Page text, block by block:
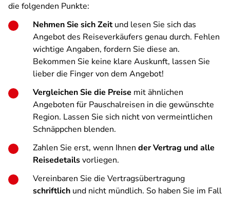
die folgenden Punkte:
Nehmen Sie sich Zeitund lesen Sie sich das
Angebot des Reiseverkäufers genau durch. Fehlen
wichtige Angaben, fordern Sie diese an.
Bekommen Sie keine klare Auskunft, lassen Sie
lieber die Finger von dem Angebot!
Vergleichen Sie die Preise mit ähnlichen
Angeboten für Pauschalreisen in die gewünschte
Region. Lassen Sie sich nicht von vermeintlichen
Schnäppchen blenden.
Zahlen Sie erst, wenn Ihnen der Vertrag und alle
Reisedetailsvorliegen.
Vereinbaren Sie die Vertragsübertragung
schriftlich und nicht mündlich. So haben Sie im Fall